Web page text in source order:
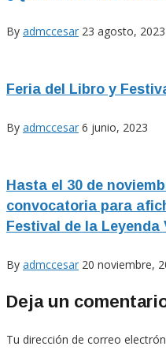
By admccesar 23 agosto, 2023
Feria del Libro y
By admccesar 6 junio, 2023
Hasta el 30 de
convocatoria para
Festival de la Leyenda
By admccesar 20 noviembre,
Deja un
Tu dirección de correo